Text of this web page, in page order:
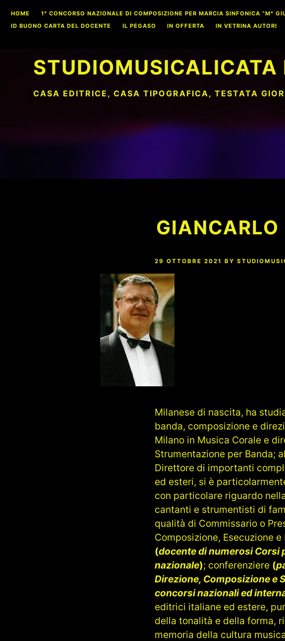
content
HOME 1° CONCORSO NAZIONALE DI COMPOSIZIONE PER MARCIA SINFONICA “M°
ID BUONO CARTA DEL DOCENTE
IL PEGASO IN OFFERTA IN VETRINA AUTORI
CASA EDITRICE, CASA TIPOGRAFICA, TESTATA
GIANCARLO
29 OTTOBRE 2021 BY
Milanese di nascita, ha
banda, composizione e
Milano in Musica Corale e
Strumentazione per Banda;
Direttore di importanti
ed esteri, si è
con particolare riguardo
cantanti e strumentisti di
qualità di Commissario o
Composizione, Esecuzione
(docente di numerosi
nazionale); conferenziere (
Direzione, Composizione e
concorsi nazionali ed
editrici italiane ed estere,
della tonalità e della forma,
memoria della cultura